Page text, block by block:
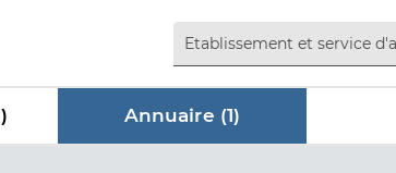
) Annuaire (1)